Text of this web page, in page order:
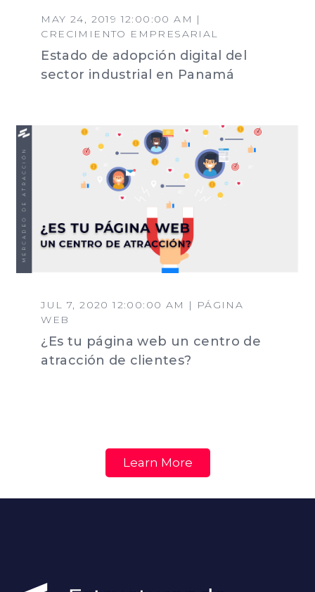
MAY 24, 2019 12:00:00 AM |
CRECIMIENTO EMPRESARIAL
Estado de adopción digital del
sector industrial en Panamá
JUL 7, 2020 12:00:00 AM | PÁGINA
WEB
¿Es tu página web un centro de
atracción de clientes?
Learn More